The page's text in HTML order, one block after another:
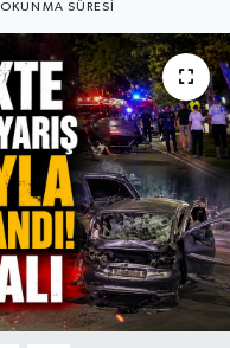
OKUNMA SÜRESI